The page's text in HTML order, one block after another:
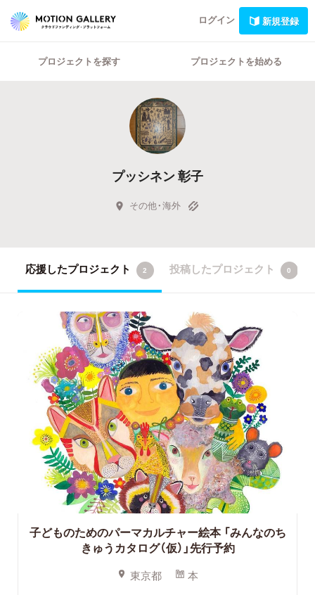
ログイン 新規登録
プロジェクトを探す プロジェクトを始める
プッシネン 彰子
その他・海外
応援したプロジェクト 2 投稿したプロジェクト 0
子どものためのパーマカルチャー絵本「みんなのち
きゅうカタログ（仮）」先行予約
東京都 本